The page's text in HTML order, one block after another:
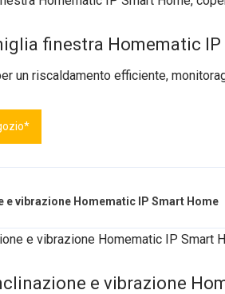
finestra Homematic
un riscaldamento efficiente,
e vibrazione Homematic IP Smart Home
e vibrazione